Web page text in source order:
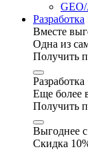
Разработка
Вместе
Одна из
Получить
Еще более
Получить
Выгоднее
Скидка